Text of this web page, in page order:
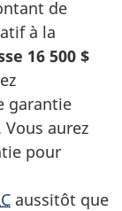
de
à la
16 500 $
garantie
aurez
pour
aussitôt que